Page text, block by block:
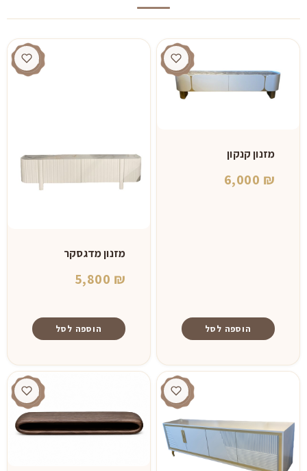
מזנון קנקון
6,000 ₪
הוספה לסל
מזנון מדגסקר
5,800 ₪
הוספה לסל